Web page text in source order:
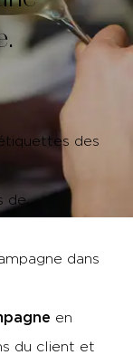
des
de
dans
en
du client et